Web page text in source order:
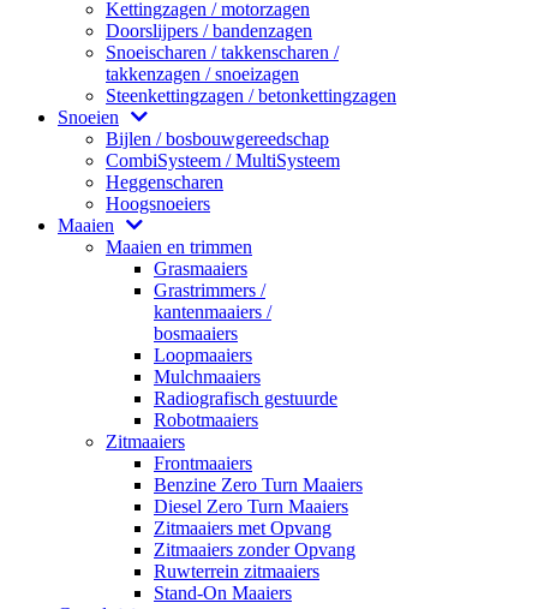
Kettingzagen / motorzagen
Doorslijpers / bandenzagen
Snoeischaren / takkenscharen /
takkenzagen / snoeizagen
Steenkettingzagen / betonkettingzagen
Snoeien
Bijlen / bosbouwgereedschap
CombiSysteem / MultiSysteem
Heggenscharen
Hoogsnoeiers
Maaien
Maaien en trimmen
Grasmaaiers
Grastrimmers /
kantenmaaiers /
bosmaaiers
Loopmaaiers
Mulchmaaiers
Radiografisch gestuurde
Robotmaaiers
Zitmaaiers
Frontmaaiers
Benzine Zero Turn Maaiers
Diesel Zero Turn Maaiers
Zitmaaiers met Opvang
Zitmaaiers zonder Opvang
Ruwterrein zitmaaiers
Stand-On Maaiers